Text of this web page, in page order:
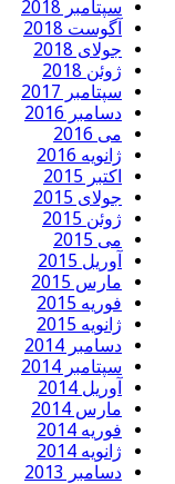
سپتامبر 2018
آگوست 2018
جولای 2018
ژوئن 2018
سپتامبر 2017
دسامبر 2016
می 2016
ژانویه 2016
اکتبر 2015
جولای 2015
ژوئن 2015
می 2015
آوریل 2015
مارس 2015
فوریه 2015
ژانویه 2015
دسامبر 2014
سپتامبر 2014
آوریل 2014
مارس 2014
فوریه 2014
ژانویه 2014
دسامبر 2013